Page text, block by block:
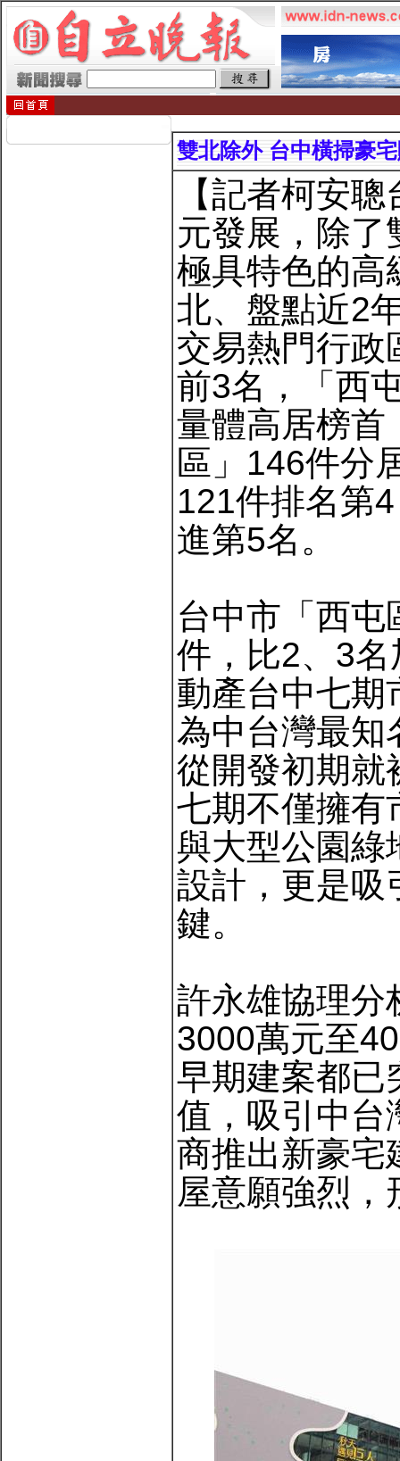
雙北除外 台中橫掃豪
【記者柯安
元發展，除了
極具特色的高
北、盤點近2
交易熱門行政
前3名，「西
量體高居榜首
區」146件分
121件排名第
進第5名。
台中市「西屯
件，比2、3
動產台中七期
為中台灣最知
從開發初期就
七期不僅擁有
與大型公園綠
設計，更是吸
鍵。
許永雄協理分
3000萬元至
早期建案都已
值，吸引中台
商推出新豪宅
屋意願強烈，